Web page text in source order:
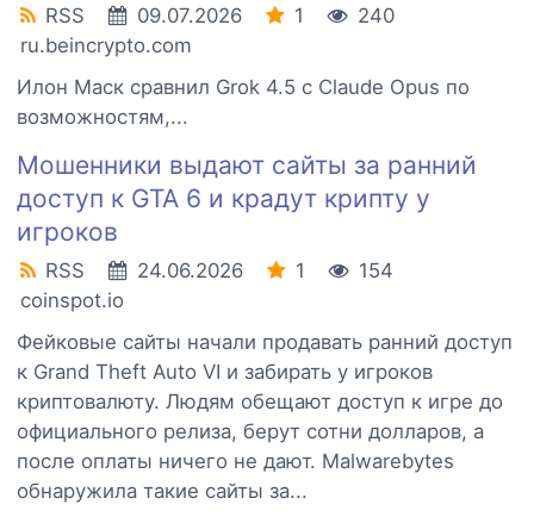
RSS 09.07.2026 1
240
ru.beincrypto.com
Илон Маск сравнил Grok 4.5 с Claude Opus по
возможностям,...
Мошенники выдают сайты за ранний
доступ к GTA 6 и крадут крипту у
игроков
RSS 24.06.2026 1
154
coinspot.io
Фейковые сайты начали продавать ранний доступ
к Grand Theft Auto VI и забирать у игроков
криптовалюту. Людям обещают доступ к игре до
официального релиза, берут сотни долларов, а
после оплаты ничего не дают. Malwarebytes
обнаружила такие сайты за...